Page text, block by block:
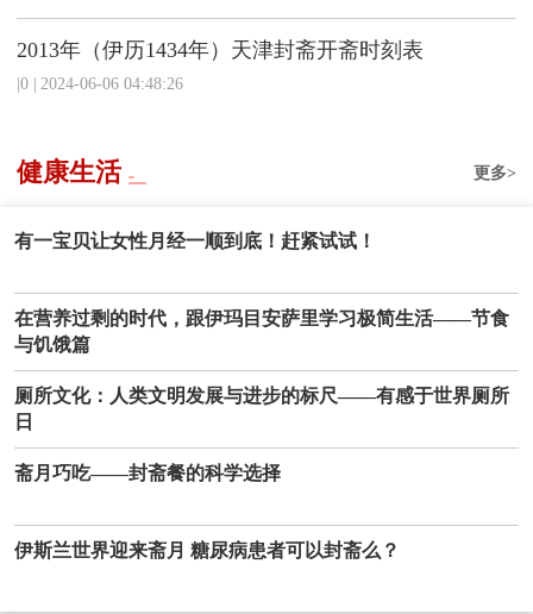
2013年（伊历1434年）天津封斋开斋时刻表
|0 | 2024-06-06 04:48:26
更多>
健康生活
有一宝贝让女性月经一顺到底！赶紧试试！
在营养过剩的时代，跟伊玛目安萨里学习极简生活——节食
与饥饿篇
厕所文化：人类文明发展与进步的标尺——有感于世界厕所
日
斋月巧吃——封斋餐的科学选择
伊斯兰世界迎来斋月 糖尿病患者可以封斋么？